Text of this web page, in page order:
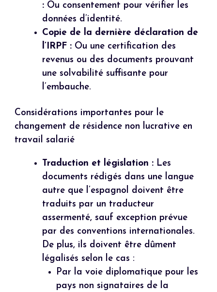
: Ou consentement pour vérifier les
données d’identité.
Copie de la dernière déclaration de
l’IRPF : Ou une certification des
revenus ou des documents prouvant
une solvabilité suffisante pour
l’embauche.
Considérations importantes pour le
changement de résidence non lucrative en
travail salarié
Traduction et législation : Les
documents rédigés dans une langue
autre que l’espagnol doivent être
traduits par un traducteur
assermenté, sauf exception prévue
par des conventions internationales.
De plus, ils doivent être dûment
légalisés selon le cas :
Par la voie diplomatique pour les
pays non signataires de la